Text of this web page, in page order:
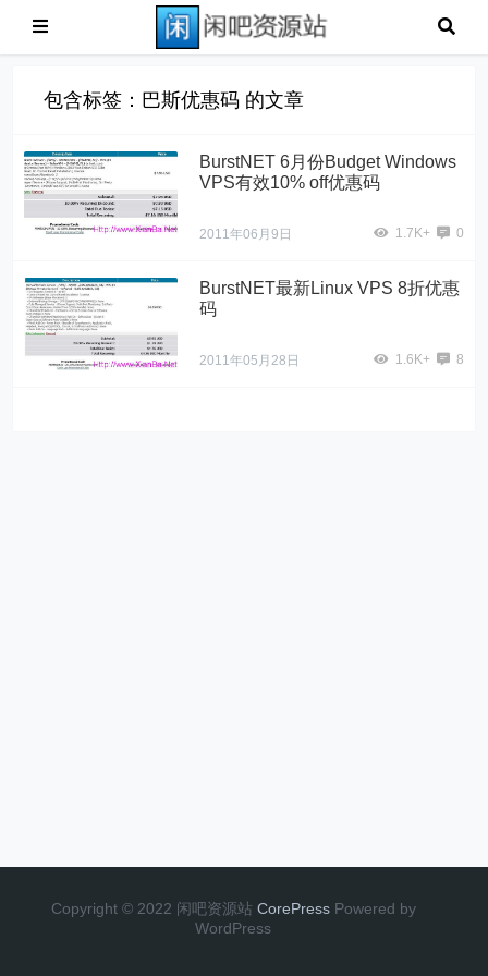
包含标签：巴斯优惠码 的文章
BurstNET 6月份Budget Windows
VPS有效10% off优惠码
2011年06月9日 1.7K+ 0
BurstNET最新Linux VPS 8折优惠
码
2011年05月28日 1.6K+ 8
Copyright © 2022 闲吧资源站 CorePress Powered by
WordPress